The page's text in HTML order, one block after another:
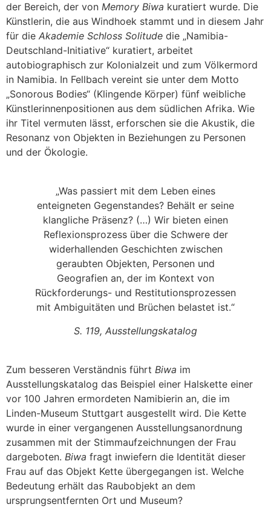
der Bereich, der von Memory Biwa kuratiert wurde. Die
Künstlerin, die aus Windhoek stammt und in diesem Jahr
für die Akademie Schloss Solitude die „Namibia-
Deutschland-Initiative“ kuratiert, arbeitet
autobiographisch zur Kolonialzeit und zum Völkermord
in Namibia. In Fellbach vereint sie unter dem Motto
„Sonorous Bodies“ (Klingende Körper) fünf weibliche
Künstlerinnenpositionen aus dem südlichen Afrika. Wie
ihr Titel vermuten lässt, erforschen sie die Akustik, die
Resonanz von Objekten in Beziehungen zu Personen
und der Ökologie.
„Was passiert mit dem Leben eines
enteigneten Gegenstandes? Behält er seine
klangliche Präsenz? (…) Wir bieten einen
Reflexionsprozess über die Schwere der
widerhallenden Geschichten zwischen
geraubten Objekten, Personen und
Geografien an, der im Kontext von
Rückforderungs- und Restitutionsprozessen
mit Ambiguitäten und Brüchen belastet ist.“
S. 119, Ausstellungskatalog
Zum besseren Verständnis führt Biwa im
Ausstellungskatalog das Beispiel einer Halskette einer
vor 100 Jahren ermordeten Namibierin an, die im
Linden-Museum Stuttgart ausgestellt wird. Die Kette
wurde in einer vergangenen Ausstellungsanordnung
zusammen mit der Stimmaufzeichnungen der Frau
dargeboten. Biwa fragt inwiefern die Identität dieser
Frau auf das Objekt Kette übergegangen ist. Welche
Bedeutung erhält das Raubobjekt an dem
ursprungsentfernten Ort und Museum?